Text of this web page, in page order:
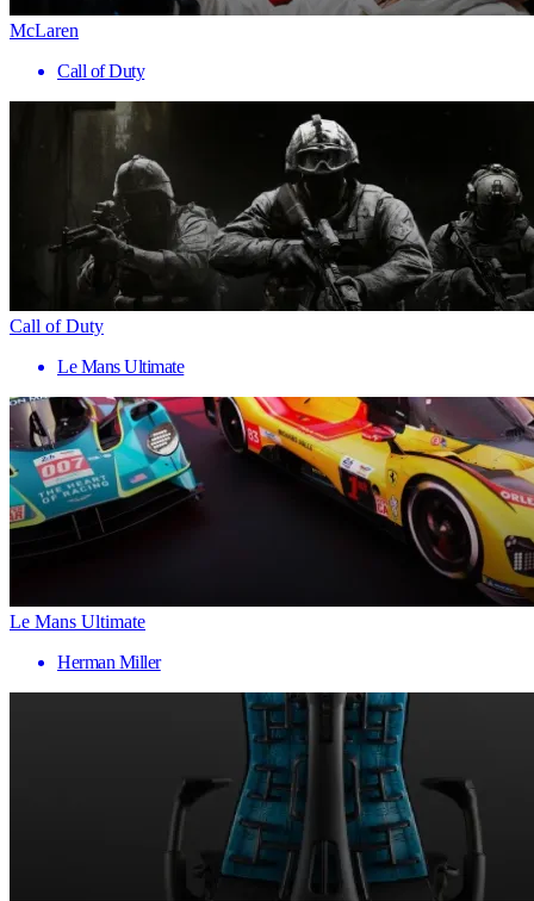
McLaren
Call of Duty
Call of Duty
Le Mans Ultimate
Le Mans Ultimate
Herman Miller